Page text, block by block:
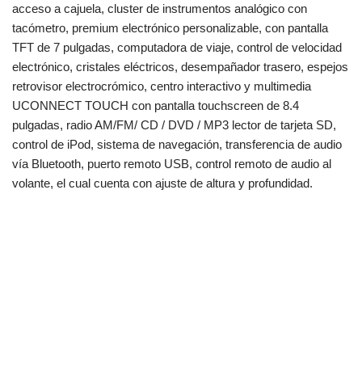
acceso a cajuela, cluster de instrumentos analógico con
tacómetro, premium electrónico personalizable, con pantalla
TFT de 7 pulgadas, computadora de viaje, control de velocidad
electrónico, cristales eléctricos, desempañador trasero, espejos
retrovisor electrocrómico, centro interactivo y multimedia
UCONNECT TOUCH con pantalla touchscreen de 8.4
pulgadas, radio AM/FM/ CD / DVD / MP3 lector de tarjeta SD,
control de iPod, sistema de navegación, transferencia de audio
vía Bluetooth, puerto remoto USB, control remoto de audio al
volante, el cual cuenta con ajuste de altura y profundidad.